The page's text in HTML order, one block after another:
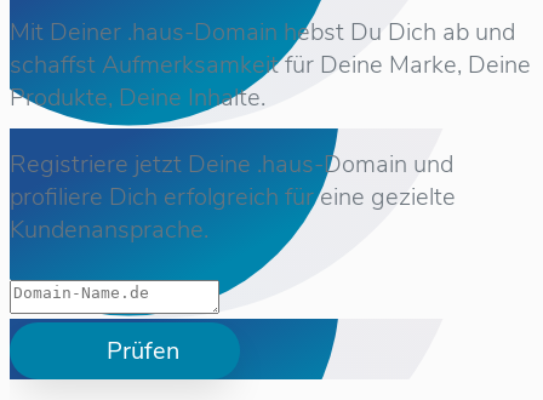
Mit Deiner .haus-Domain hebst Du Dich ab und
schaffst Aufmerksamkeit für Deine Marke, Deine
Produkte, Deine Inhalte.
Registriere jetzt Deine .haus-Domain und
profiliere Dich erfolgreich für eine gezielte
Kundenansprache.
Prüfen